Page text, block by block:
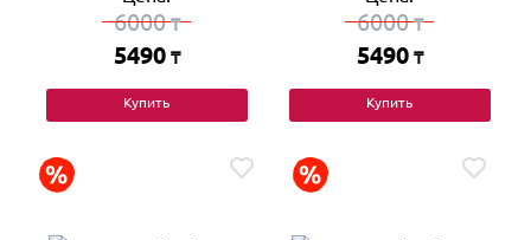
6000₸
5490 ₸
Купить
6000₸
5490 ₸
Купить